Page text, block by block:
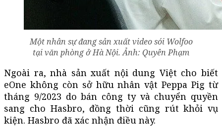
Một nhân sự đang sản xuất video sói Wolfoo
tại văn phòng ở Hà Nội. Ảnh: Quyên Phạm
Ngoài ra, nhà sản xuất nội dung Việt cho biết
eOne không còn sở hữu nhân vật Peppa Pig từ
tháng 9/2023 do bán công ty và chuyển quyền
sang cho Hasbro, đồng thời cũng rút khỏi vụ
kiện. Hasbro đã xác nhận điều này.